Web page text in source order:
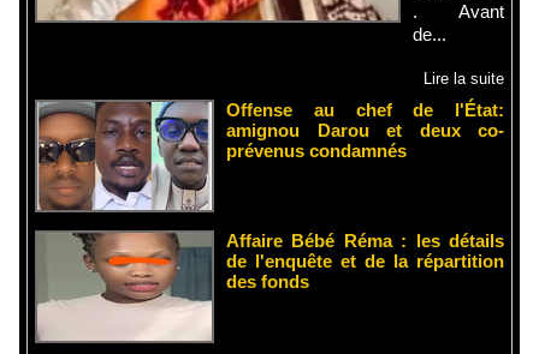
. Avant
de...
Lire la suite
Offense au chef de l'État:
amignou Darou et deux co-
prévenus condamnés
Affaire Bébé Réma : les détails
de l'enquête et de la répartition
des fonds